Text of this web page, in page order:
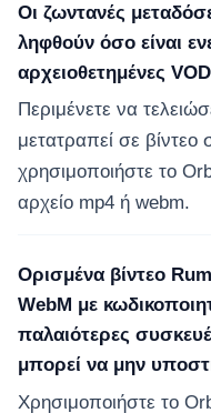
Οι ζωντανές
ληφθούν όσο είναι
αρχειοθετημένες
Περιμένετε να
μετατραπεί σε βίντεο
χρησιμοποιήστε το
αρχείο mp4 ή webm.
Ορισμένα βίντεο
WebM με
παλαιότερες
μπορεί να μην
Χρησιμοποιήστε το